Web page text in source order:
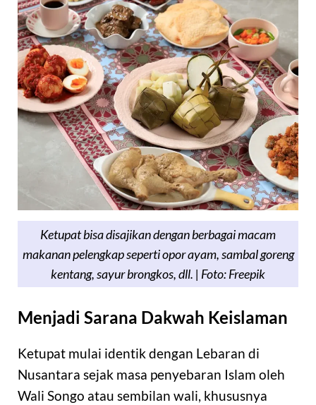
Ketupat bisa disajikan dengan berbagai macam
makanan pelengkap seperti opor ayam, sambal goreng
kentang, sayur brongkos, dll. | Foto: Freepik
Menjadi Sarana Dakwah Keislaman
Ketupat mulai identik dengan Lebaran di
Nusantara sejak masa penyebaran Islam oleh
Wali Songo atau sembilan wali, khususnya